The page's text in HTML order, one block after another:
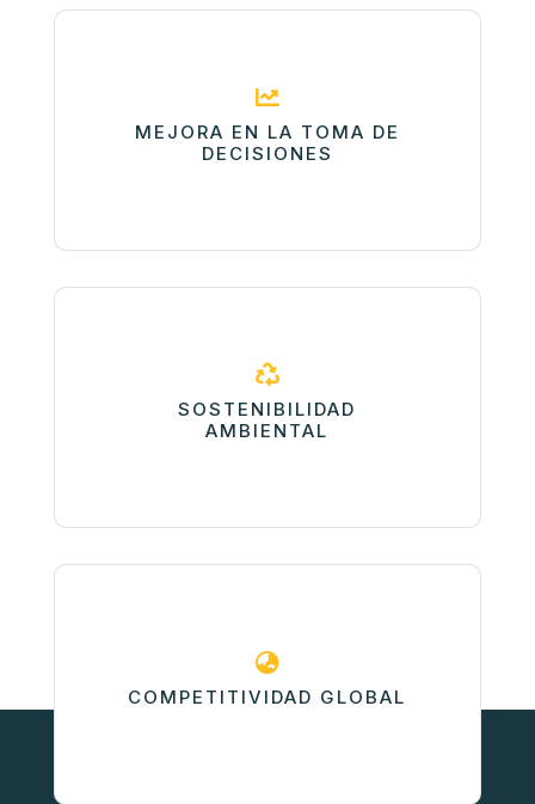

MEJORA EN LA TOMA DE
DECISIONES

SOSTENIBILIDAD
AMBIENTAL

COMPETITIVIDAD GLOBAL